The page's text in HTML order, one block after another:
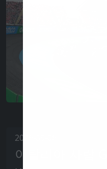
2026-09-06
이탈리아 사람 GP